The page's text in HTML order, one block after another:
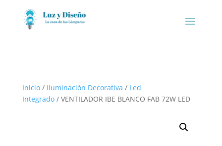
Inicio/ Iluminación Decorativa / Led
Integrado/ VENTILADOR IBE BLANCO FAB 72W LED